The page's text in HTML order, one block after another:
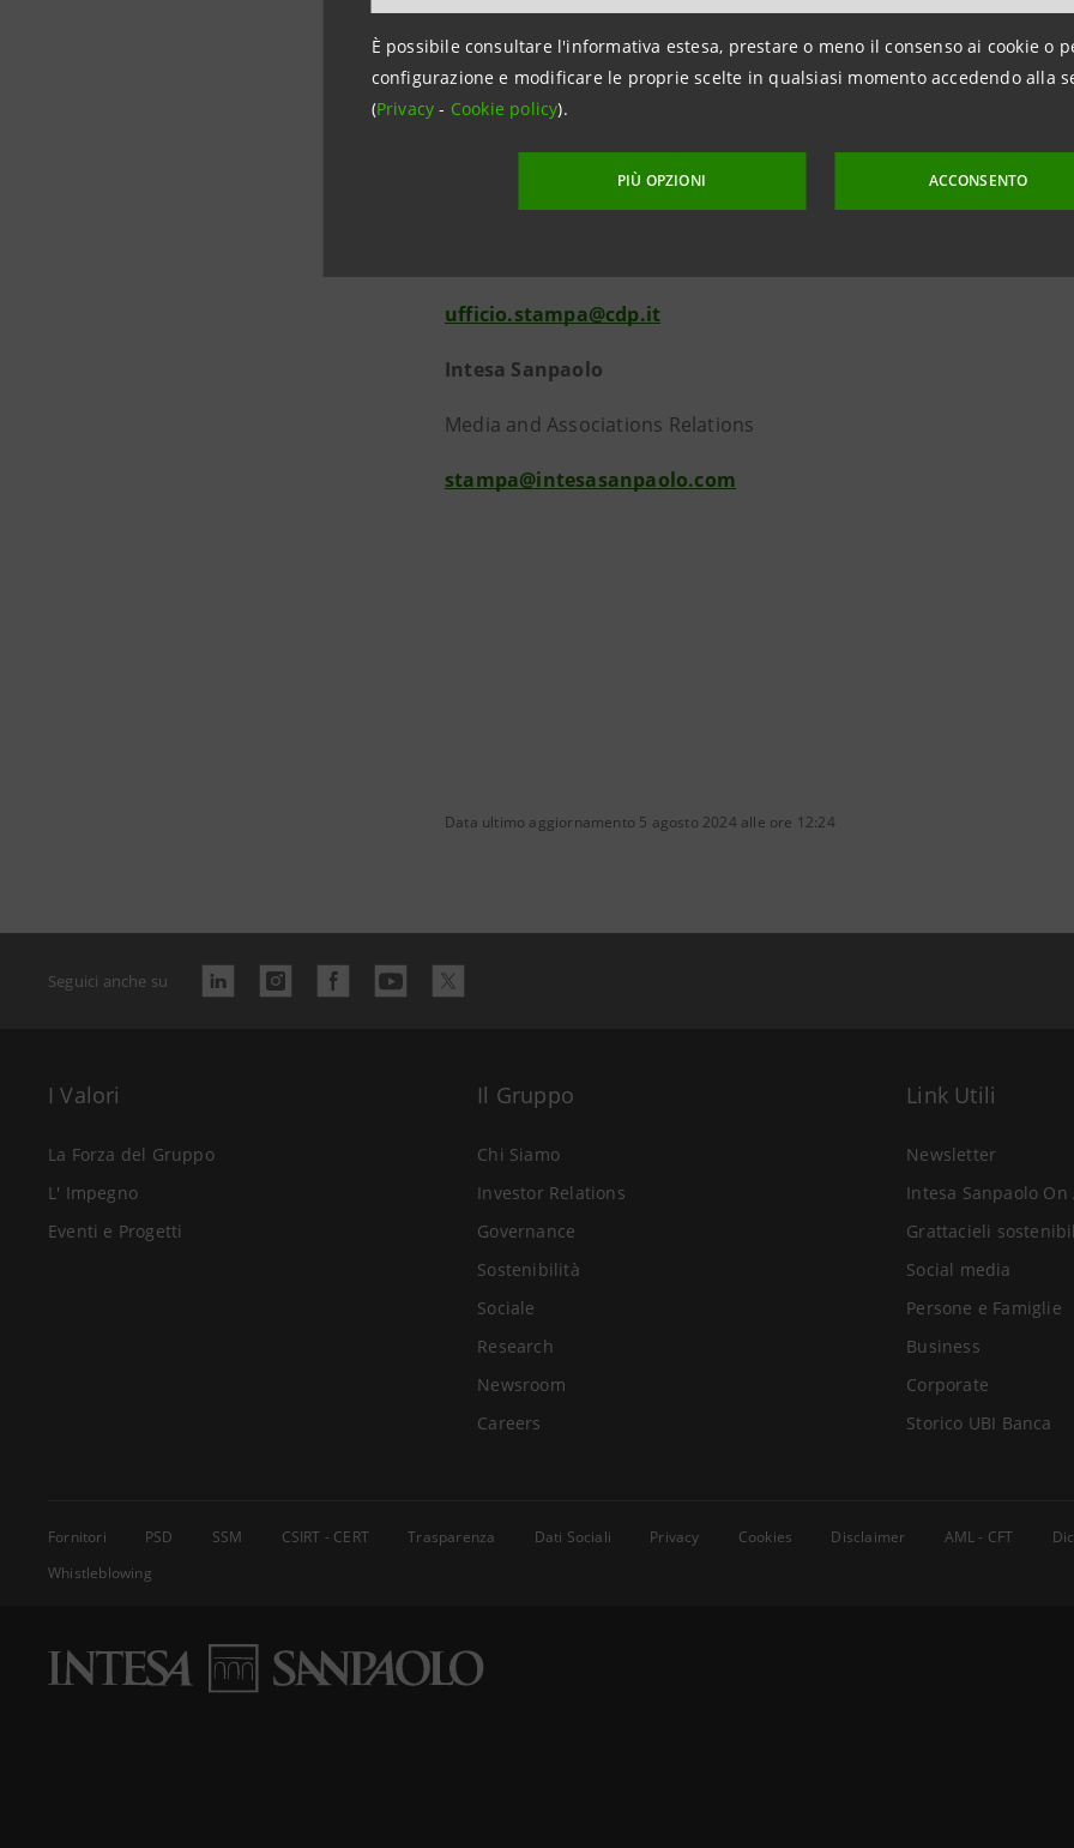
È possibile consultare l'informativa estesa, prestare o meno il consenso ai cookie o
configurazione e modificare le proprie scelte in qualsiasi momento accedendo alla
(Privacy- Cookie policy).
PIÙ OPZIONI ACCONSENTO
Inoltre, è attiva nella Cooperazione internazionale per la
mercati emergenti. Cassa Depositi e Prestiti si finanzia con risorse
Buoni e Libretti postali e attraverso emissioni sul mercato
CONTATTI STAMPA
Relazioni con i Media CDP
ufficio.stampa@cdp.it
Intesa Sanpaolo
Media and Associations Relations
stampa@intesasanpaolo.com
Data ultimo aggiornamento 5 agosto 2024 alle ore 12:24
Seguici anche su
I Valori
La Forza del Gruppo
L' Impegno
Eventi e Progetti
Il Gruppo
Chi Siamo
Investor Relations
Governance
Sostenibilità
Sociale
Research
Newsroom
Careers
Link Utili
Newsletter
Intesa Sanpaolo On
Grattacieli
Social media
Persone e Famiglie
Business
Corporate
Storico UBI Banca
Fornitori PSD SSM CSIRT - CERT Trasparenza Dati Sociali Privacy Cookies Disclaimer AML - CFT
Whistleblowing